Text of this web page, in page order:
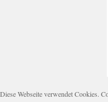
Diese Webseite verwendet Cookies.